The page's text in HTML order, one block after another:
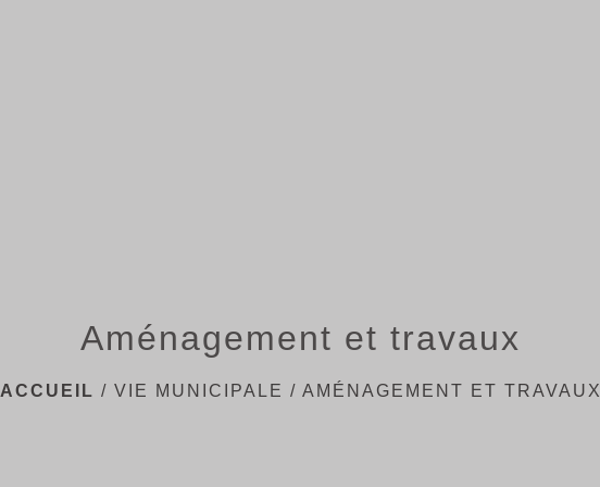
Aménagement et travaux
ACCUEIL / VIE MUNICIPALE / AMÉNAGEMENT ET TRAVAUX